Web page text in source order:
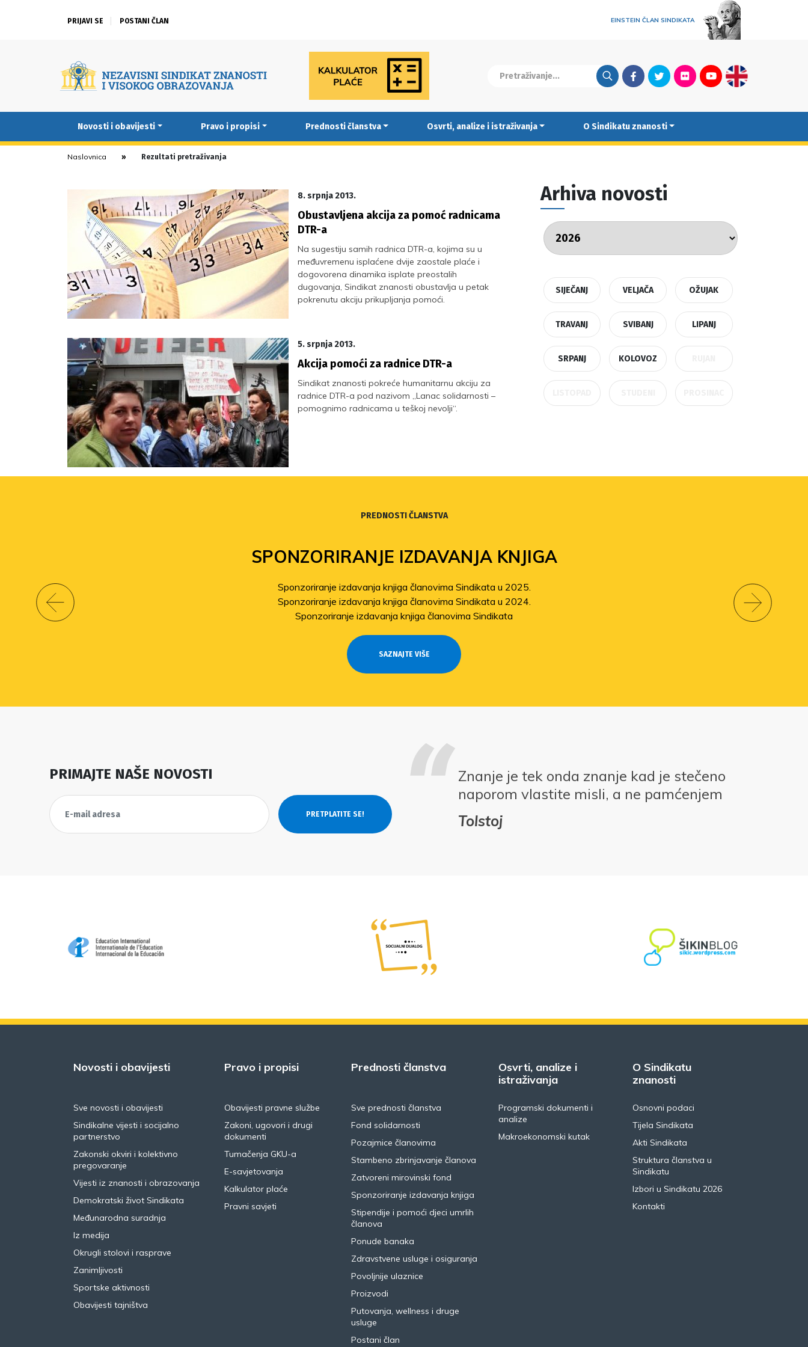
PRIJAVI SE POSTANI ČLAN EINSTEIN ČLAN SINDIKATA
FacebookTwitterFlickrYoutubeEnglish
Novosti i obavijesti Pravo i propisi Prednosti članstva Osvrti, analize i istraživanja O Sindikatu znanosti
Naslovnica Rezultati pretraživanja
8. srpnja 2013.
Obustavljena akcija za pomoć radnicama
DTR-a
Na sugestiju samih radnica DTR-a, kojima su u
međuvremenu isplaćene dvije zaostale plaće i
dogovorena dinamika isplate preostalih
dugovanja, Sindikat znanosti obustavlja u petak
pokrenutu akciju prikupljanja pomoći.
5. srpnja 2013.
Akcija pomoći za radnice DTR-a
Sindikat znanosti pokreće humanitarnu akciju za
radnice DTR-a pod nazivom „Lanac solidarnosti –
pomognimo radnicama u teškoj nevolji“.
Arhiva novosti
SIJEČANJ VELJAČA OŽUJAK
TRAVANJ SVIBANJ LIPANJ
SRPANJ KOLOVOZ
PREDNOSTI ČLANSTVA
SPONZORIRANJE IZDAVANJA KNJIGA
Sponzoriranje izdavanja knjiga članovima Sindikata u 2025.
Sponzoriranje izdavanja knjiga članovima Sindikata u 2024.
Sponzoriranje izdavanja knjiga članovima Sindikata
SAZNAJTE VIŠE
PRIMAJTE NAŠE NOVOSTI
Znanje je tek onda znanje kad je stečeno
naporom vlastite misli, a ne pamćenjem
Tolstoj
Novosti i obavijesti
Sve novosti i obavijesti
Sindikalne vijesti i socijalno
partnerstvo
Zakonski okviri i kolektivno
pregovaranje
Vijesti iz znanosti i obrazovanja
Demokratski život Sindikata
Međunarodna suradnja
Iz medija
Okrugli stolovi i rasprave
Zanimljivosti
Sportske aktivnosti
Obavijesti tajništva
Pravo i propisi
Obavijesti pravne službe
Zakoni, ugovori i drugi
dokumenti
Tumačenja GKU-a
E-savjetovanja
Kalkulator plaće
Pravni savjeti
Prednosti članstva
Sve prednosti članstva
Fond solidarnosti
Pozajmice članovima
Stambeno zbrinjavanje članova
Zatvoreni mirovinski fond
Sponzoriranje izdavanja knjiga
Stipendije i pomoći djeci umrlih
članova
Ponude banaka
Zdravstvene usluge i osiguranja
Povoljnije ulaznice
Proizvodi
Putovanja, wellness i druge
usluge
Postani član
Osvrti, analize i
istraživanja
Programski dokumenti i
analize
Makroekonomski kutak
O Sindikatu
znanosti
Osnovni podaci
Tijela Sindikata
Akti Sindikata
Struktura članstva u
Sindikatu
Izbori u Sindikatu 2026
Kontakti